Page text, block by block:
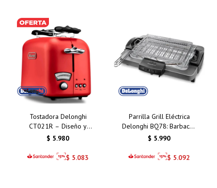
Tostadora Delonghi
CT021R – Diseño y
Funcionalidad para tu
$ 5.980
$ 5.083
Parrilla Grill Eléctrica
Delonghi BQ78: Barbacoa
Sin Humo para Asados
$ 5.990
$ 5.092